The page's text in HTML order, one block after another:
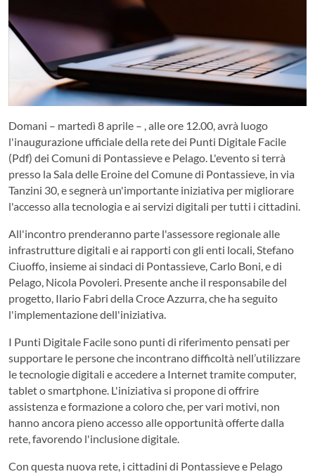
Domani – martedì 8 aprile – , alle ore 12.00, avrà luogo
l'inaugurazione ufficiale della rete dei Punti Digitale Facile
(Pdf) dei Comuni di Pontassieve e Pelago. L'evento si terrà
presso la Sala delle Eroine del Comune di Pontassieve, in via
Tanzini 30, e segnerà un'importante iniziativa per migliorare
l'accesso alla tecnologia e ai servizi digitali per tutti i cittadini.
All'incontro prenderanno parte l'assessore regionale alle
infrastrutture digitali e ai rapporti con gli enti locali, Stefano
Ciuoffo, insieme ai sindaci di Pontassieve, Carlo Boni, e di
Pelago, Nicola Povoleri. Presente anche il responsabile del
progetto, Ilario Fabri della Croce Azzurra, che ha seguito
l'implementazione dell'iniziativa.
I Punti Digitale Facile sono punti di riferimento pensati per
supportare le persone che incontrano difficoltà nell’utilizzare
le tecnologie digitali e accedere a Internet tramite computer,
tablet o smartphone. L'iniziativa si propone di offrire
assistenza e formazione a coloro che, per vari motivi, non
hanno ancora pieno accesso alle opportunità offerte dalla
rete, favorendo l'inclusione digitale.
Con questa nuova rete, i cittadini di Pontassieve e Pelago